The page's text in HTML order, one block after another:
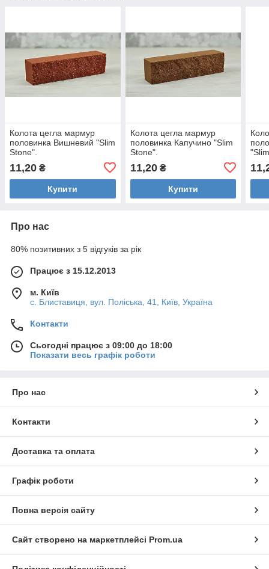
Колота цегла мармур
половинка Вишневий "Slim
Stone".
11,20 ₴
Купити
Колота цегла мармур
половинка Капучино "Slim
Stone".
11,20₴
Купити
Про нас
80% позитивних з 5 відгуків за рік
Працює з 15.12.2013
м. Київ
с. Блиставиця, вул. Поліська, 41, Київ, Україна
Контакти
Сьогодні працює з 09:00 до 18:00
Показати весь графік роботи
Про нас
Контакти
Доставка та оплата
Графік роботи
Повна версія сайту
Сайт створено на маркетплейсі Prom.ua